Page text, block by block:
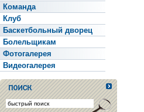
Команда
Клуб
Баскетбольный дворец
Болельщикам
Фотогалерея
Видеогалерея